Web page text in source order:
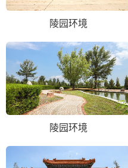
陵园环境
陵园环境